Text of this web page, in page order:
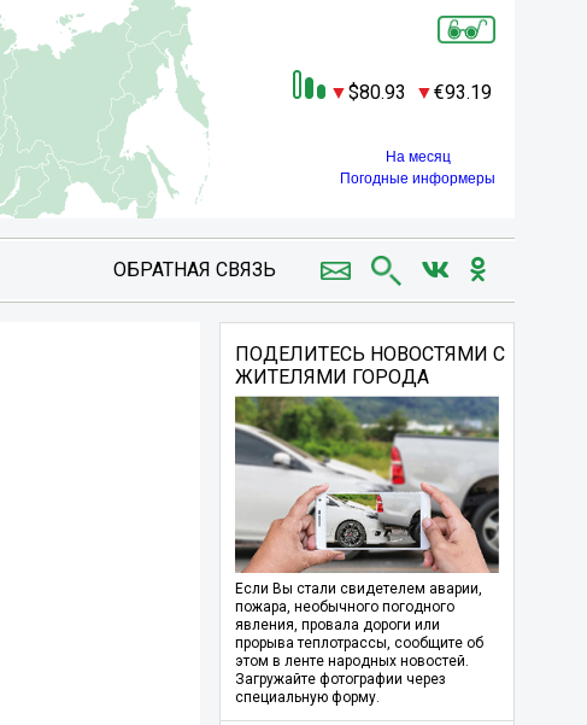
80.93 93.19
На месяц
Погодные информеры
ОБРАТНАЯ СВЯЗЬ
ПОДЕЛИТЕСЬ НОВОСТЯМИ С
ЖИТЕЛЯМИ ГОРОДА
Если Вы стали свидетелем аварии,
пожара, необычного погодного
явления, провала дороги или
прорыва теплотрассы, сообщите об
этом в ленте народных новостей.
Загружайте фотографии через
специальную форму.